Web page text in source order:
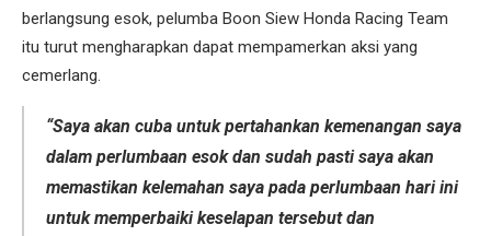
berlangsung esok, pelumba Boon Siew Honda Racing Team
itu turut mengharapkan dapat mempamerkan aksi yang
cemerlang.
“Saya akan cuba untuk pertahankan kemenangan saya
dalam perlumbaan esok dan sudah pasti saya akan
memastikan kelemahan saya pada perlumbaan hari ini
untuk memperbaiki keselapan tersebut dan